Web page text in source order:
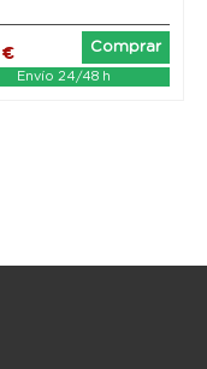
€ Comprar
Envío 24/48 h